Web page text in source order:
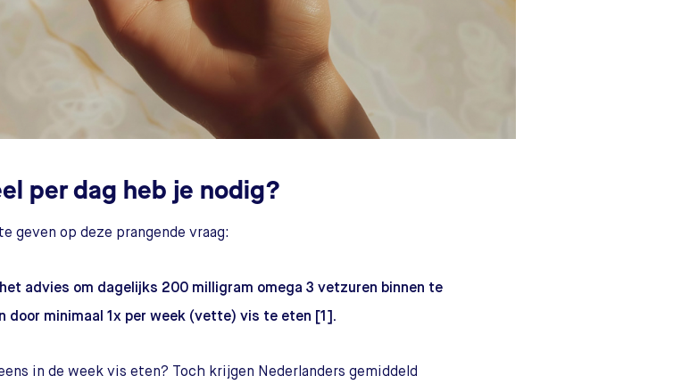
per dag heb je nodig?
geven op deze prangende vraag:
advies om dagelijks 200 milligram omega 3 vetzuren binnen te
door minimaal 1x per week (vette) vis te eten [1].
in de week vis eten? Toch krijgen Nederlanders gemiddeld